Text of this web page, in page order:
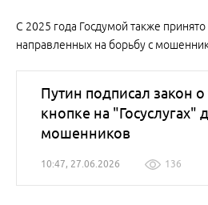
С 2025 года Госдумой также
направленных на борьбу с
Путин подписал закон
кнопке на
мошенников
10:47, 27.06.2026 136